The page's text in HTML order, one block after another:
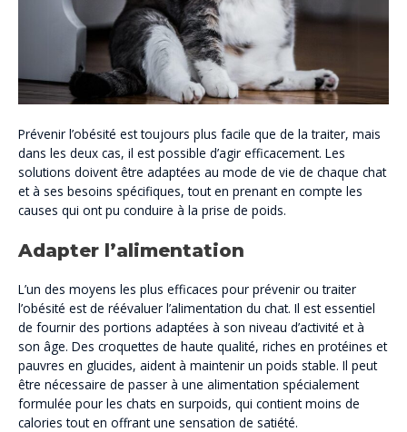
Prévenir l’obésité est toujours plus facile que de la traiter, mais
dans les deux cas, il est possible d’agir efficacement. Les
solutions doivent être adaptées au mode de vie de chaque chat
et à ses besoins spécifiques, tout en prenant en compte les
causes qui ont pu conduire à la prise de poids.
Adapter l’alimentation
L’un des moyens les plus efficaces pour prévenir ou traiter
l’obésité est de réévaluer l’alimentation du chat. Il est essentiel
de fournir des portions adaptées à son niveau d’activité et à
son âge. Des croquettes de haute qualité, riches en protéines et
pauvres en glucides, aident à maintenir un poids stable. Il peut
être nécessaire de passer à une alimentation spécialement
formulée pour les chats en surpoids, qui contient moins de
calories tout en offrant une sensation de satiété.